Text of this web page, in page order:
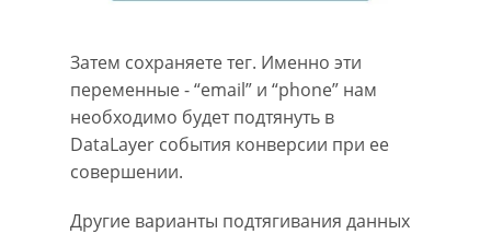
Затем сохраняете тег. Именно эти
переменные - “email” и “phone” нам
необходимо будет подтянуть в
DataLayer события конверсии при ее
совершении.
Другие варианты подтягивания данных